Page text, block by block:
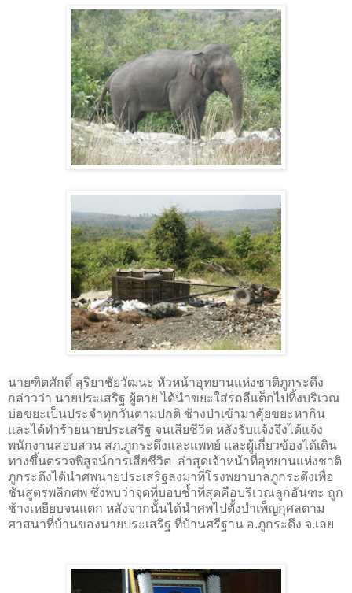
นายฑิตศักดิ์ สุริยาชัยวัฒนะ หัวหน้าอุทยานแห่งชาติภูกระดึง
กล่าวว่า นายประเสริฐ ผู้ตาย ได้นำขยะใส่รถอีแต็กไปทิ้งบริเวณ
บ่อขยะเป็นประจำทุกวันตามปกติ ช้างป่าเข้ามาคุ้ยขยะหากิน
และได้ทำร้ายนายประเสริฐ จนเสียชีวิต หลังรับแจ้งจึงได้แจ้ง
พนักงานสอบสวน สภ.ภูกระดึงและแพทย์ และผู้เกี่ยวข้องได้เดิน
ทางขึ้นตรวจพิสูจน์การเสียชีวิต ล่าสุดเจ้าหน้าที่อุทยานแห่งชาติ
ภูกระดึงได้นำศพนายประเสริฐลงมาที่โรงพยาบาลภูกระดึงเพื่อ
ชันสูตรพลิกศพ ซึ่งพบว่าจุดที่บอบช้ำที่สุดคือบริเวณลูกอันฑะ ถูก
ช้างเหยียบจนแตก หลังจากนั้นได้นำศพไปตั้งบำเพ็ญกุศลตาม
ศาสนาที่บ้านของนายประเสริฐ ที่บ้านศรีฐาน อ.ภูกระดึง จ.เลย